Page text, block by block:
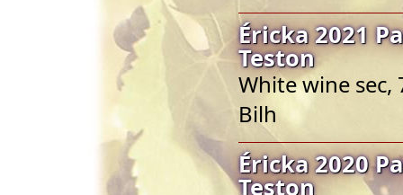
Éricka 2021
Teston
White wine sec,
Bilh
Éricka 2020
Teston